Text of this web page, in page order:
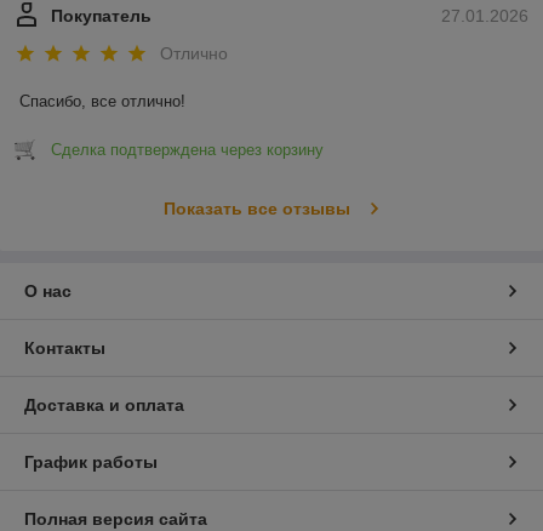
27.01.2026
Покупатель
Отлично
Спасибо, все отлично!
Сделка подтверждена через корзину
Показать все отзывы
О нас
Контакты
Доставка и оплата
График работы
Полная версия сайта